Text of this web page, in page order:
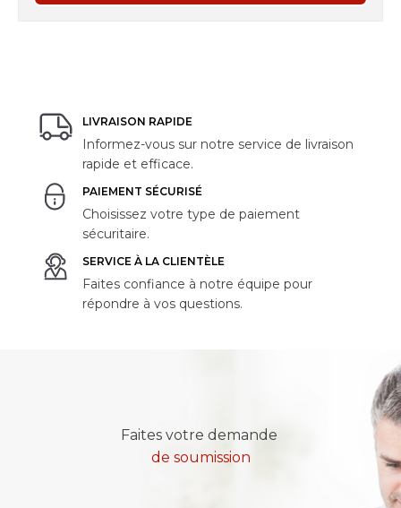
LIVRAISON RAPIDE
Informez-vous sur notre service de livraison
rapide et efficace.
PAIEMENT SÉCURISÉ
Choisissez votre type de paiement
sécuritaire.
SERVICE À LA CLIENTÈLE
Faites confiance à notre équipe pour
répondre à vos questions.
Faites votre demande
de soumission